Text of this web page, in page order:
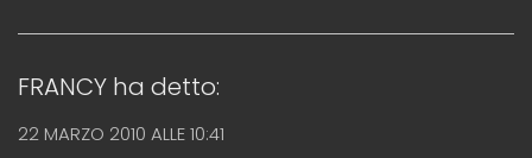
FRANCY ha detto:
22 MARZO 2010 ALLE 10:41